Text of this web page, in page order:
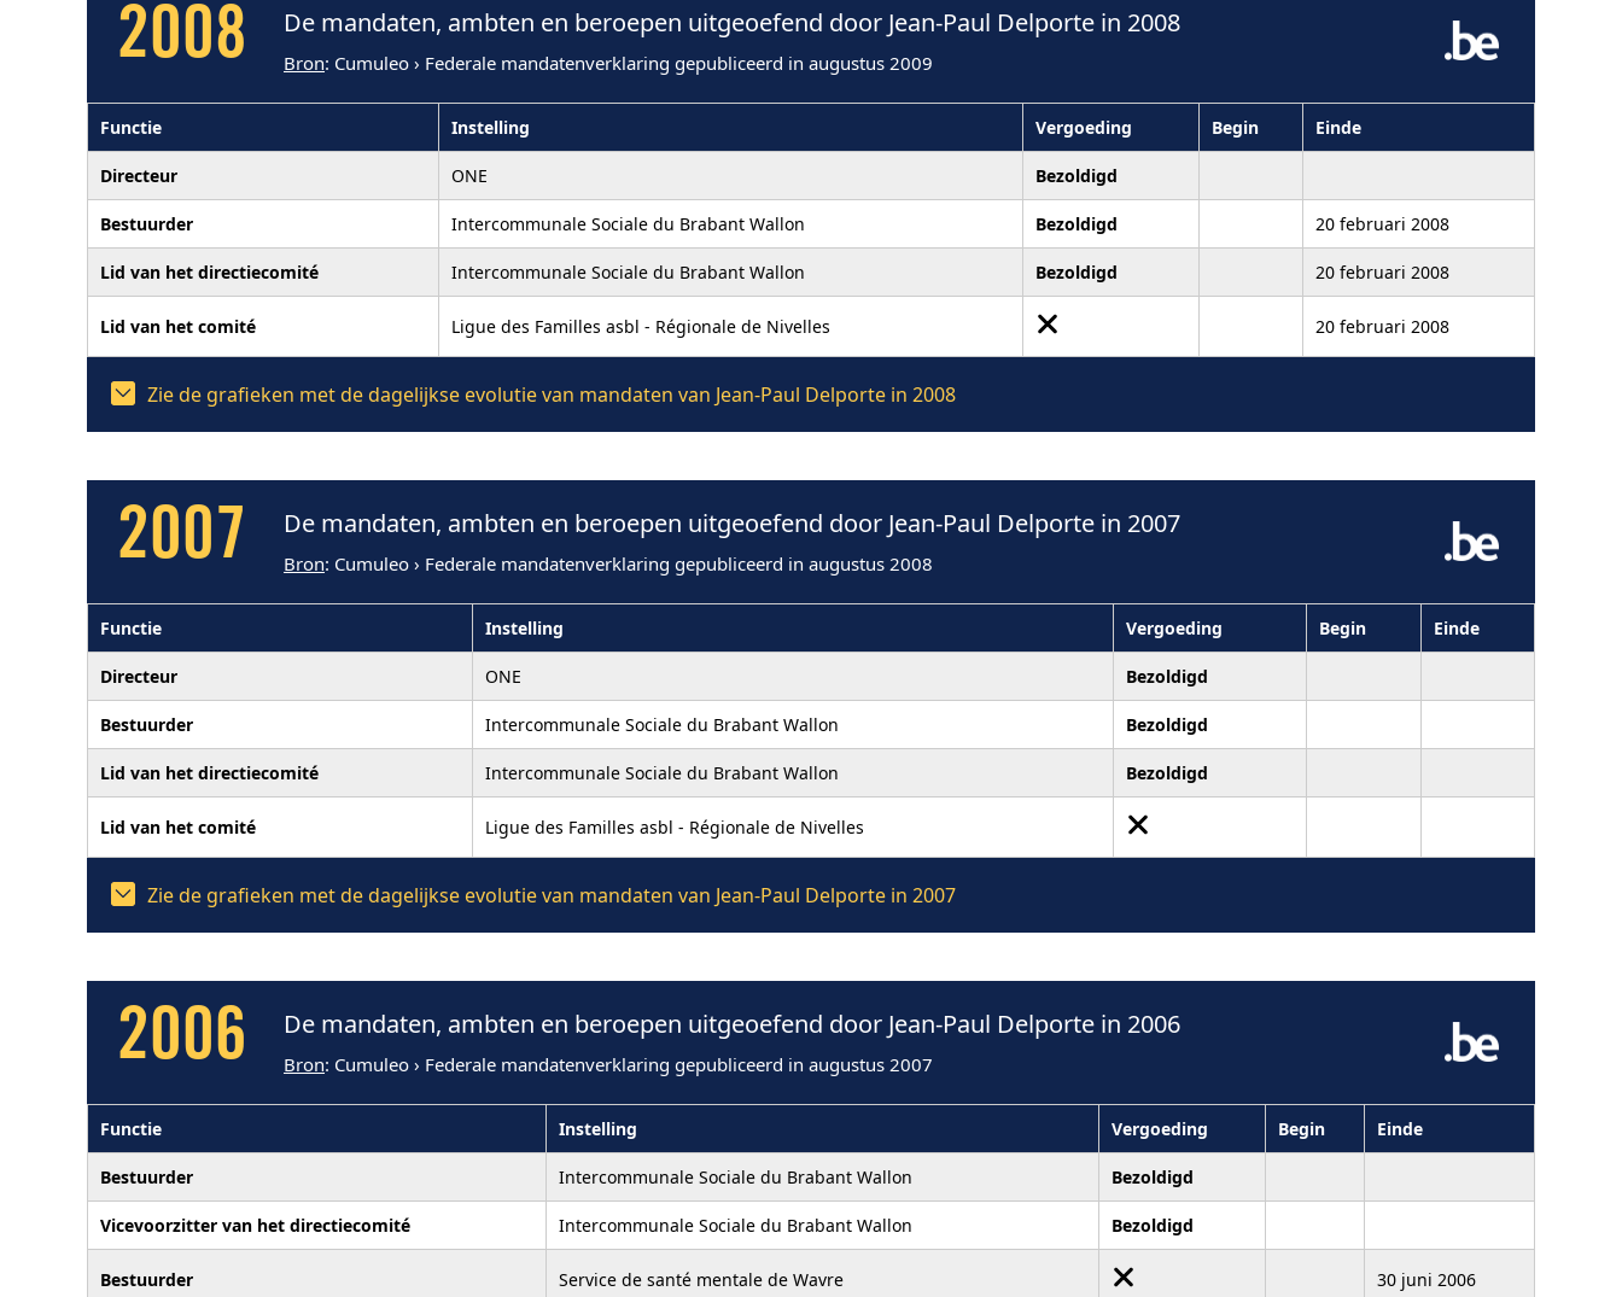
2008 De mandaten, ambten en beroepen uitgeoefend door Jean-Paul Delporte in 2008
Bron: Cumuleo › Federale mandatenverklaring gepubliceerd in augustus 2009
Functie Instelling Vergoeding Begin Einde
Directeur ONE Bezoldigd
Bestuurder Intercommunale Sociale du Brabant Wallon Bezoldigd 20 februari 2008
Lid van het directiecomité Intercommunale Sociale du Brabant Wallon Bezoldigd 20 februari 2008
Lid van het comité Ligue des Familles asbl - Régionale de Nivelles 20 februari 2008
Zie de grafieken met de dagelijkse evolutie van mandaten van Jean-Paul Delporte in 2008
2007 De mandaten, ambten en beroepen uitgeoefend door Jean-Paul Delporte in 2007
Bron: Cumuleo › Federale mandatenverklaring gepubliceerd in augustus 2008
Functie Instelling Vergoeding Begin Einde
Directeur ONE Bezoldigd
Bestuurder Intercommunale Sociale du Brabant Wallon Bezoldigd
Lid van het directiecomité Intercommunale Sociale du Brabant Wallon Bezoldigd
Lid van het comité Ligue des Familles asbl - Régionale de Nivelles
Zie de grafieken met de dagelijkse evolutie van mandaten van Jean-Paul Delporte in 2007
2006 De mandaten, ambten en beroepen uitgeoefend door Jean-Paul Delporte in 2006
Bron: Cumuleo › Federale mandatenverklaring gepubliceerd in augustus 2007
Functie Instelling Vergoeding Begin Einde
Bestuurder Intercommunale Sociale du Brabant Wallon Bezoldigd
Vicevoorzitter van het directiecomité Intercommunale Sociale du Brabant Wallon Bezoldigd
Bestuurder Service de santé mentale de Wavre 30 juni 2006